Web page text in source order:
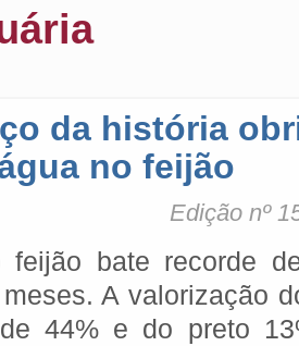
da história
no feijão
Edição nº
feijão bate recorde
A valorização
44% e do preto